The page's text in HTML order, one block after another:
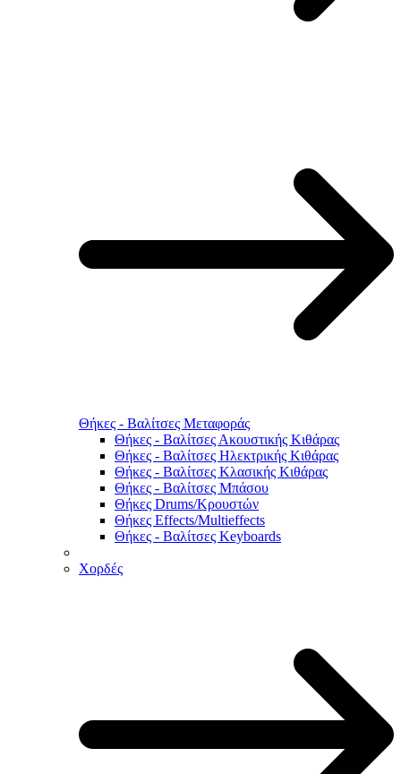
Θήκες - Βαλίτσες Μεταφοράς
Θήκες - Βαλίτσες Ακουστικής Κιθάρας
Θήκες - Βαλίτσες Ηλεκτρικής Κιθάρας
Θήκες - Βαλίτσες Κλασικής Κιθάρας
Θήκες - Βαλίτσες Μπάσου
Θήκες Drums/Κρουστών
Θήκες Effects/Multieffects
Θήκες - Βαλίτσες Keyboards
Χορδές